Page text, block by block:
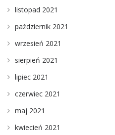
listopad 2021
październik 2021
wrzesień 2021
sierpień 2021
lipiec 2021
czerwiec 2021
maj 2021
kwiecień 2021